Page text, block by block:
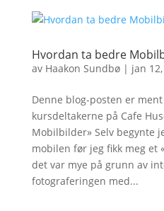
Hvordan ta bedre
av Haakon Sundbø| jan
Denne blog-posten er
kursdeltakerne på Cafe
Mobilbilder» Selv begynte
mobilen før jeg fikk meg et
det var mye på grunn av
fotograferingen med...